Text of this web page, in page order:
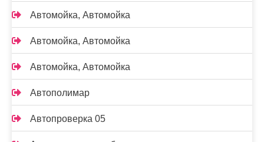
Автомойка, Автомойка
Автомойка, Автомойка
Автомойка, Автомойка
Автополимар
Автопроверка 05